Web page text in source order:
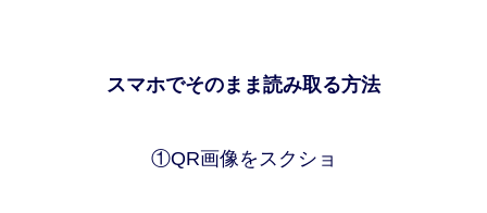
スマホでそのまま読み取る方法
①QR画像をスクショ